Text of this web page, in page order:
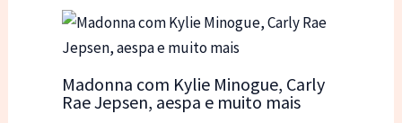
Madonna com Kylie Minogue, Carly
Rae Jepsen, aespa e muito mais